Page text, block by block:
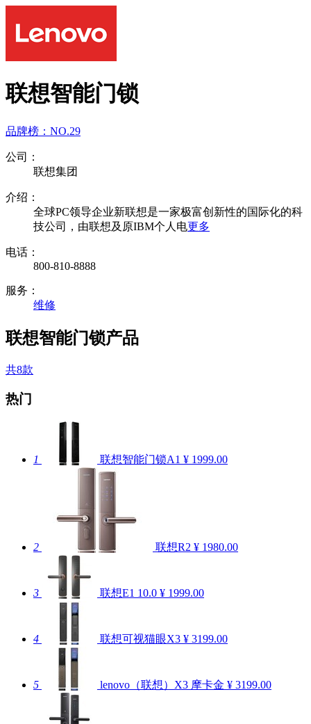
联想智能门锁
品牌榜： NO.29
公司：
联想集团
介绍：
全球PC领导企业新联想是一家极富创新性的国际化的科
技公司，由联想及原IBM个人电更多
电话：
800-810-8888
服务：
维修
联想智能门锁产品
共8款
热门
1 联想智能门锁A1 ¥ 1999.00
2 联想R2 ¥ 1980.00
3 联想E1 10.0 ¥ 1999.00
4 联想可视猫眼X3 ¥ 3199.00
5 lenovo（联想）X3 摩卡金 ¥ 3199.00